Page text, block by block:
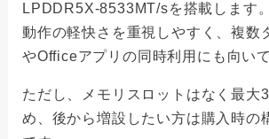
LPDDR5X-8533MT/sを搭載します。
動作の軽快さを重視しやすく、複数
やOfficeアプリの同時利用にも向いて
ただし、メモリスロットはなく最大
め、後から増設したい方は購入時の